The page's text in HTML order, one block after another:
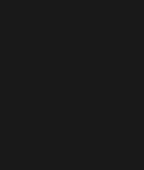
nueva ventana)
ventana)